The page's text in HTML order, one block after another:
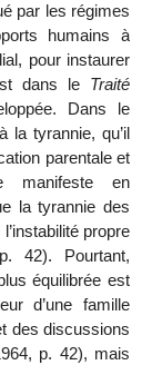
par les régimes
humains à
pour instaurer
dans le Traité
Dans le
la tyrannie, qu’il
parentale et
manifeste en
la tyrannie des
propre
42). Pourtant,
équilibrée est
d’une famille
des discussions
p. 42), mais